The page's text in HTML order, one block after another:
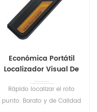
Económica Portátil
Localizador Visual De
Fallos S203
Rápido localizar el roto
punto. Barato y de Calidad